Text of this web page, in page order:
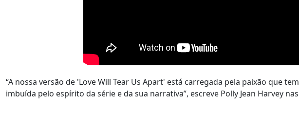
“A nossa versão de 'Love Will Tear Us Apart' está carregada pela paixão que
imbuída pelo espírito da série e da sua narrativa”, escreve Polly Jean Harvey